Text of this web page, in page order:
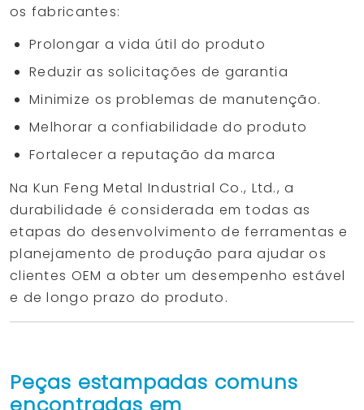
os fabricantes:
Prolongar a vida útil do produto
Reduzir as solicitações de garantia
Minimize os problemas de manutenção.
Melhorar a confiabilidade do produto
Fortalecer a reputação da marca
Na Kun Feng Metal Industrial Co., Ltd., a
durabilidade é considerada em todas as
etapas do desenvolvimento de ferramentas e
planejamento de produção para ajudar os
clientes OEM a obter um desempenho estável
e de longo prazo do produto.
Peças estampadas comuns
encontradas em